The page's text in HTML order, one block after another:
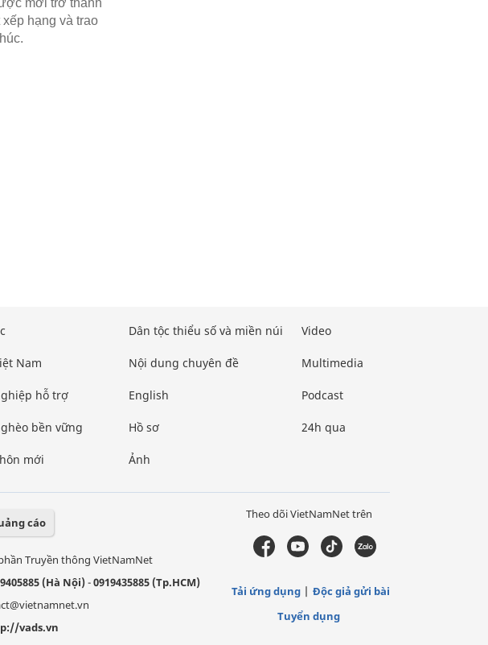
mời trở thành
hạng và trao
Nam
hỗ trợ
bền vững
mới
Dân tộc thiểu số và miền núi
Nội dung chuyên đề
English
Hồ sơ
Ảnh
Video
Multimedia
Podcast
24h qua
cáo
Truyền thông VietNamNet
(Hà Nội)-0919435885 (Tp.HCM)
vads.vn
Theo dõi VietNamNet trên
Tải ứng dụng
Độc giả gửi bài
Tuyển dụng